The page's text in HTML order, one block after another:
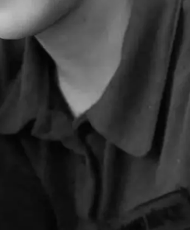
З'явилося відео знищеного ворожого